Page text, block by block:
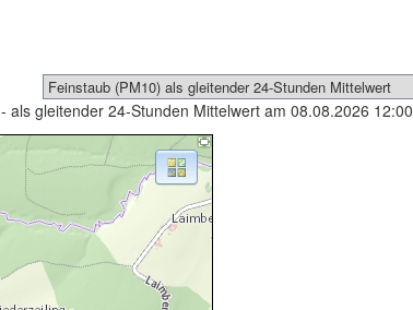
- als gleitender 24-Stunden Mittelwert am 08.08.2026 12:00